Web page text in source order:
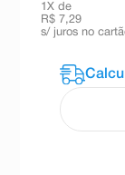
1 X de
R$ 7,29
s/ juros no